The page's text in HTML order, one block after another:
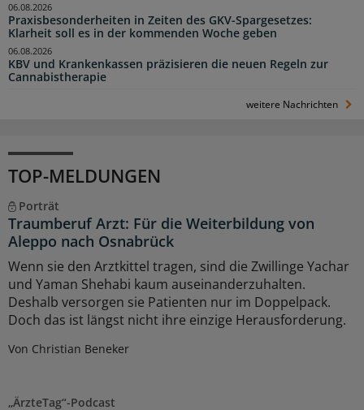
Praxisbesonderheiten in Zeiten des GKV-Spargesetzes:
Klarheit soll es in der kommenden Woche geben
06.08.2026
KBV und Krankenkassen präzisieren die neuen Regeln zur
Cannabistherapie
06.08.2026
weitere Nachrichten
TOP-MELDUNGEN
Porträt
Traumberuf Arzt: Für die Weiterbildung von
Aleppo nach Osnabrück
Wenn sie den Arztkittel tragen, sind die Zwillinge Yachar
und Yaman Shehabi kaum auseinanderzuhalten.
Deshalb versorgen sie Patienten nur im Doppelpack.
Doch das ist längst nicht ihre einzige Herausforderung.
Von Christian Beneker
„ÄrzteTag“-Podcast